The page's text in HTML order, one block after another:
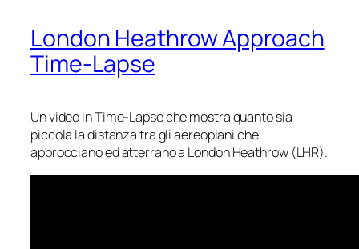
London Heathrow Approach
Time-Lapse
Un video in Time-Lapse che mostra quanto sia
piccola la distanza tra gli aereoplani che
approcciano ed atterrano a London Heathrow (LHR).